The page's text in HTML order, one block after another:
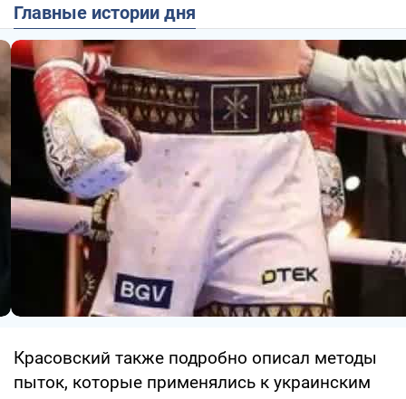
Главные истории дня
Красовский также подробно описал методы
пыток, которые применялись к украинским